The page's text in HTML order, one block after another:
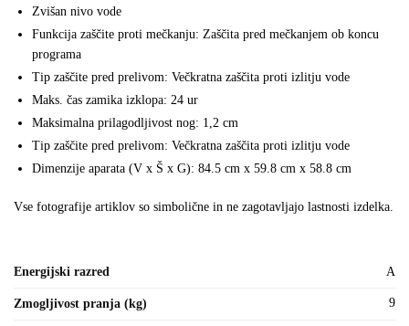
Zvišan nivo vode
Funkcija zaščite proti mečkanju: Zaščita pred mečkanjem ob koncu
programa
Tip zaščite pred prelivom: Večkratna zaščita proti izlitju vode
Maks. čas zamika izklopa: 24 ur
Maksimalna prilagodljivost nog: 1,2 cm
Tip zaščite pred prelivom: Večkratna zaščita proti izlitju vode
Dimenzije aparata (V x Š x G): 84.5 cm x 59.8 cm x 58.8 cm
Vse fotografije artiklov so simbolične in ne zagotavljajo lastnosti izdelka.
Energijski razred A
Zmogljivost pranja (kg) 9